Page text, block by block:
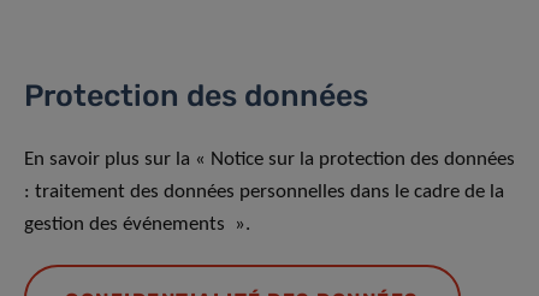
Protection des données
En savoir plus sur la « Notice sur la protection des données
: traitement des données personnelles dans le cadre de la
gestion des événements ».